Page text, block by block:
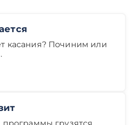
касания? Починим или